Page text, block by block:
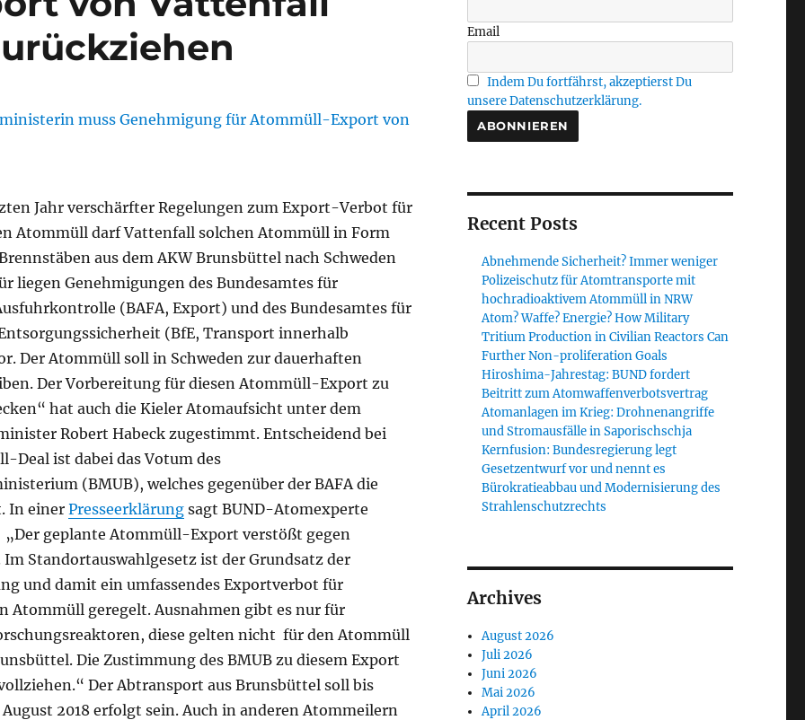
Jahr verschärfter Regelungen zum Export-Verbot für
Atommüll darf Vattenfall solchen Atommüll in Form
aus dem AKW Brunsbüttel nach Schweden
liegen Genehmigungen des Bundesamtes für
(BAFA, Export) und des Bundesamtes für
(BfE, Transport innerhalb
Der Atommüll soll in Schweden zur dauerhaften
Der Vorbereitung für diesen Atommüll-Export zu
hat auch die Kieler Atomaufsicht unter dem
Robert Habeck zugestimmt. Entscheidend bei
Deal ist dabei das Votum des
(BMUB), welches gegenüber der BAFA die
In einer Presseerklärungsagt BUND-Atomexperte
„Der geplante Atommüll-Export verstößt gegen
Im Standortauswahlgesetz ist der Grundsatz der
und damit ein umfassendes Exportverbot für
Atommüll geregelt. Ausnahmen gibt es nur für
diese gelten nicht für den Atommüll
Die Zustimmung des BMUB zu diesem Export
Der Abtransport aus Brunsbüttel soll bis
2018 erfolgt sein. Auch in anderen Atommeilern
Email
Indem Du fortfährst, akzeptierst Du
unsere Datenschutzerklärung.
Recent Posts
Abnehmende Sicherheit? Immer weniger
Polizeischutz für Atomtransporte mit
hochradioaktivem Atommüll in NRW
Atom? Waffe? Energie? How Military
Tritium Production in Civilian Reactors Can
Further Non-proliferation Goals
Hiroshima-Jahrestag: BUND fordert
Beitritt zum Atomwaffenverbotsvertrag
Atomanlagen im Krieg: Drohnenangriffe
und Stromausfälle in Saporischschja
Kernfusion: Bundesregierung legt
Gesetzentwurf vor und nennt es
Bürokratieabbau und Modernisierung des
Strahlenschutzrechts
Archives
August 2026
Juli 2026
Juni 2026
Mai 2026
April 2026